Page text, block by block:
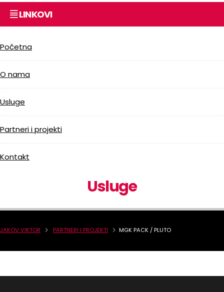
LINKOVI
Početna
O nama
Usluge
Partneri i projekti
Kontakt
Usluge
JAKOV VIKTOR PARTNERI I PROJEKTI MGK PACK / PLUTO